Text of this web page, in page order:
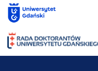
to
content